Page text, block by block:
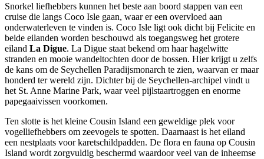
Snorkel liefhebbers kunnen het beste aan boord stappen van een
cruise die langs Coco Isle gaan, waar er een overvloed aan
onderwaterleven te vinden is. Coco Isle ligt ook dicht bij Felicite en
beide eilanden worden beschouwd als toegangsweg het grotere
eiland La Digue. La Digue staat bekend om haar hagelwitte
stranden en mooie wandeltochten door de bossen. Hier krijgt u zelfs
de kans om de Seychellen Paradijsmonarch te zien, waarvan er maar
honderd ter wereld zijn. Dichter bij de Seychellen-archipel vindt u
het St. Anne Marine Park, waar veel pijlstaartroggen en enorme
papegaaivissen voorkomen.
Ten slotte is het kleine Cousin Island een geweldige plek voor
vogelliefhebbers om zeevogels te spotten. Daarnaast is het eiland
een nestplaats voor karetschildpadden. De flora en fauna op Cousin
Island wordt zorgvuldig beschermd waardoor veel van de inheemse